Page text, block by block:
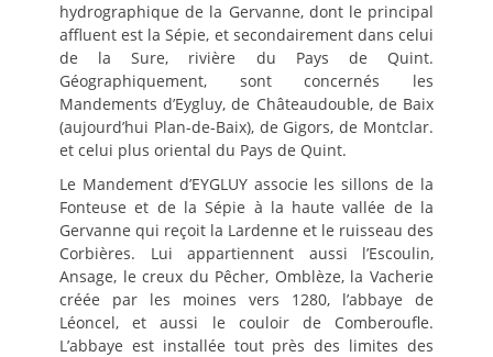
hydrographique de la Gervanne, dont le principal
affluent est la Sépie, et secondairement dans celui
de la Sure, rivière du Pays de Quint.
Géographiquement, sont concernés les
Mandements d’Eygluy, de Châteaudouble, de Baix
(aujourd’hui Plan-de-Baix), de Gigors, de Montclar.
et celui plus oriental du Pays de Quint.
Le Mandement d’EYGLUY associe les sillons de la
Fonteuse et de la Sépie à la haute vallée de la
Gervanne qui reçoit la Lardenne et le ruisseau des
Corbières. Lui appartiennent aussi l’Escoulin,
Ansage, le creux du Pêcher, Omblèze, la Vacherie
créée par les moines vers 1280, l’abbaye de
Léoncel, et aussi le couloir de Comberoufle.
L’abbaye est installée tout près des limites des